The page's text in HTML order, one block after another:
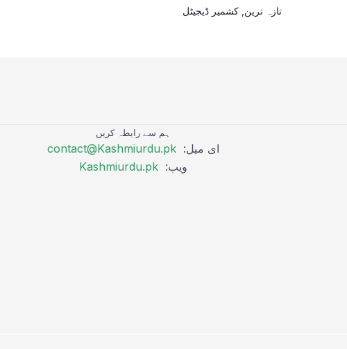
تازہ ترین ,کشمیر ڈیجیٹل
ہم سے رابطہ کریں
ای میل: contact@Kashmiurdu.pk
ویب: Kashmiurdu.pk